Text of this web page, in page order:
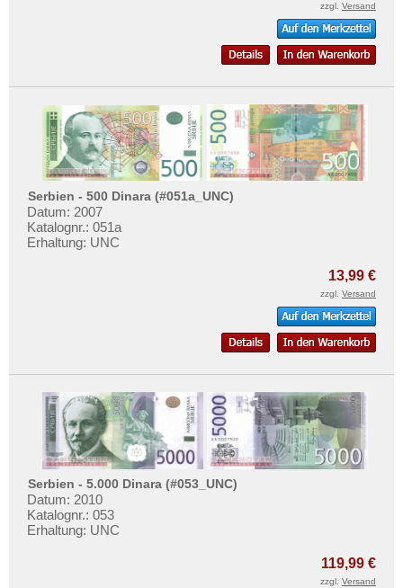
zzgl. Versand
Serbien - 500 Dinara (#051a_UNC)
Datum: 2007
Katalognr.: 051a
Erhaltung: UNC
13,99 €
zzgl. Versand
Serbien - 5.000 Dinara (#053_UNC)
Datum: 2010
Katalognr.: 053
Erhaltung: UNC
119,99 €
zzgl. Versand